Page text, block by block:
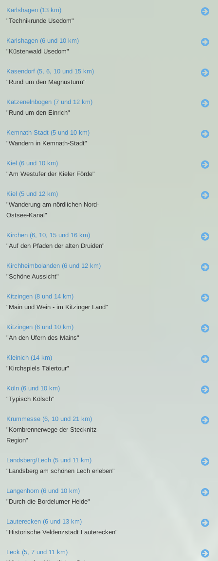
Karlshagen (13 km)
"Technikrunde Usedom"
Karlshagen (6 und 10 km)
"Küstenwald Usedom"
Kasendorf (5, 6, 10 und 15 km)
"Rund um den Magnusturm"
Katzenelnbogen (7 und 12 km)
"Rund um den Einrich"
Kemnath-Stadt (5 und 10 km)
"Wandern in Kemnath-Stadt"
Kiel (6 und 10 km)
"Am Westufer der Kieler Förde"
Kiel (5 und 12 km)
"Wanderung am nördlichen Nord-
Ostsee-Kanal"
Kirchen (6, 10, 15 und 16 km)
"Auf den Pfaden der alten Druiden"
Kirchheimbolanden (6 und 12 km)
"Schöne Aussicht"
Kitzingen (8 und 14 km)
"Main und Wein - im Kitzinger Land"
Kitzingen (6 und 10 km)
"An den Ufern des Mains"
Kleinich (14 km)
"Kirchspiels Tälertour"
Köln (6 und 10 km)
"Typisch Kölsch"
Krummesse (6, 10 und 21 km)
"Kornbrennerwege der Stecknitz-
Region"
Landsberg/Lech (5 und 11 km)
"Landsberg am schönen Lech erleben"
Langenhorn (6 und 10 km)
"Durch die Bordelumer Heide"
Lauterecken (6 und 13 km)
"Historische Veldenzstadt Lauterecken"
Leck (5, 7 und 11 km)